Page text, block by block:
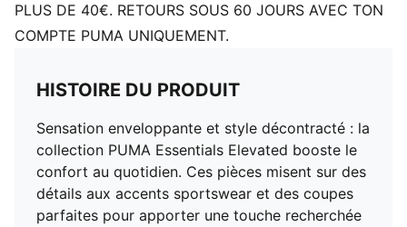
PLUS DE 40€. RETOURS SOUS 60 JOURS AVEC TON
COMPTE PUMA UNIQUEMENT.
HISTOIRE DU PRODUIT
Sensation enveloppante et style décontracté : la
collection PUMA Essentials Elevated booste le
confort au quotidien. Ces pièces misent sur des
détails aux accents sportswear et des coupes
parfaites pour apporter une touche recherchée